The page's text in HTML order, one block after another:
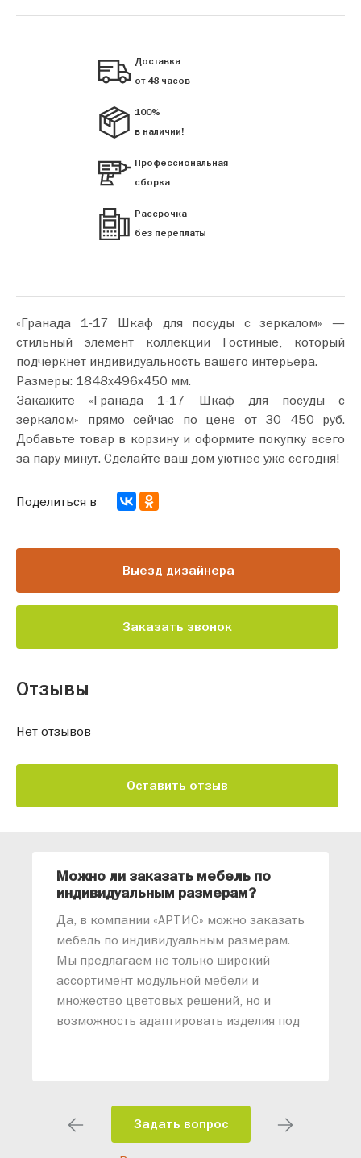
Доставка
от 48 часов
100%
в наличии!
Профессиональная
сборка
Рассрочка
без переплаты
«Гранада 1-17 Шкаф для посуды с зеркалом» —
стильный элемент коллекции Гостиные, который
подчеркнет индивидуальность вашего интерьера.
Размеры: 1848х496х450 мм.
Закажите «Гранада 1-17 Шкаф для посуды с
зеркалом» прямо сейчас по цене от 30 450 руб.
Добавьте товар в корзину и оформите покупку всего
за пару минут. Сделайте ваш дом уютнее уже сегодня!
Выезд дизайнера
Заказать звонок
Поделиться в
Отзывы
Нет отзывов
Оставить отзыв
Можно ли заказать мебель по
индивидуальным размерам?
Да, в компании «АРТИС» можно заказать
мебель по индивидуальным размерам.
Мы предлагаем не только широкий
ассортимент модульной мебели и
множество цветовых решений, но и
возможность адаптировать изделия под
помещения и личные пожелания.
Благодаря современному
Задать вопрос